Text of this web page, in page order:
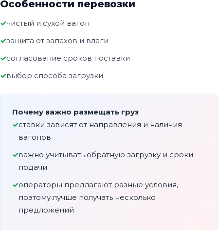
Особенности перевозки
чистый и сухой вагон
защита от запахов и влаги
согласование сроков поставки
выбор способа загрузки
Почему важно размещать груз
ставки зависят от направления и наличия
вагонов
важно учитывать обратную загрузку и сроки
подачи
операторы предлагают разные условия,
поэтому лучше получать несколько
предложений